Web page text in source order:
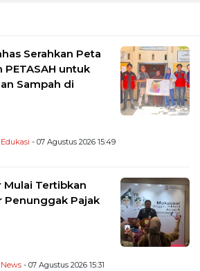
Serahkan Peta
PETASAH untuk
Sampah di
Edukasi - 07 Agustus 2026 15:49
Mulai Tertibkan
Penunggak Pajak
News - 07 Agustus 2026 15:31